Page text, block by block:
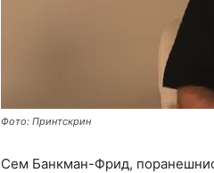
Фото: Принтскрин
Сем Банкман-Фрид,